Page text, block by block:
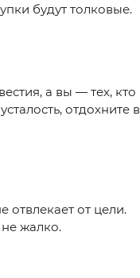
будут толковые.
а вы — тех, кто
отдохните в
отвлекает от цели.
жалко.